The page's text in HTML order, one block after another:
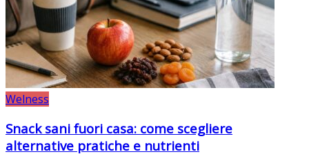
Welness
Snack sani fuori casa: come scegliere
alternative pratiche e nutrienti